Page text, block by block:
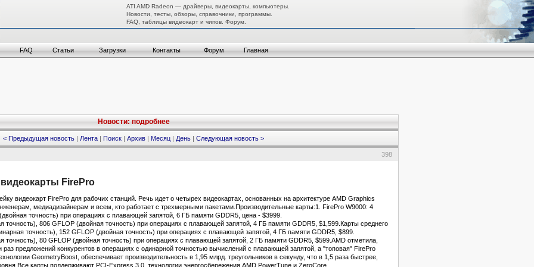
ATI AMD Radeon — драйверы, видеокарты, компьютеры.
Новости, тесты, обзоры, справочники, программы.
FAQ, таблицы видеокарт и чипов. Форум.
FAQ Статьи Загрузки Контакты Форум Главная
Новости: подробнее
< Предыдущая новость | Лента | Поиск | Архив | Месяц | День | Следующая новость >
398
FirePro
видеокарт FirePro для рабочих станций. Речь идет о четырех видеокартах, основанных на архитектуре AMD Graphics
медиадизайнерам и всем, кто работает с трехмерными пакетами.Производительные карты:1. FirePro W9000: 4
точность) при операциях с плавающей запятой, 6 ГБ памяти GDDR5, цена - $3999.
точность), 806 GFLOP (двойная точность) при операциях с плавающей запятой, 4 ГБ памяти GDDR5, $1,599.Карты среднего
точность), 152 GFLOP (двойная точность) при операциях с плавающей запятой, 4 ГБ памяти GDDR5, $899.
точность), 80 GFLOP (двойная точность) при операциях с плавающей запятой, 2 ГБ памяти GDDR5, $599.AMD отметила,
предложений конкурентов в операциях с одинарной точностью вычислений с плавающей запятой, а "топовая" FirePro
GeometryBoost, обеспечивает производительность в 1,95 млрд. треугольников в секунду, что в 1,5 раза быстрее,
карты поддерживают PCI-Express 3.0, технологии энергосбережения AMD PowerTune и ZeroCore.